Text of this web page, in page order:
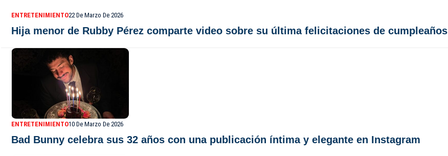
ENTRETENIMIENTO22 De Marzo De 2026
Hija menor de Rubby Pérez comparte video sobre su última felicitaciones de cumpleaños
ENTRETENIMIENTO10 De Marzo De 2026
Bad Bunny celebra sus 32 años con una publicación íntima y elegante en Instagram